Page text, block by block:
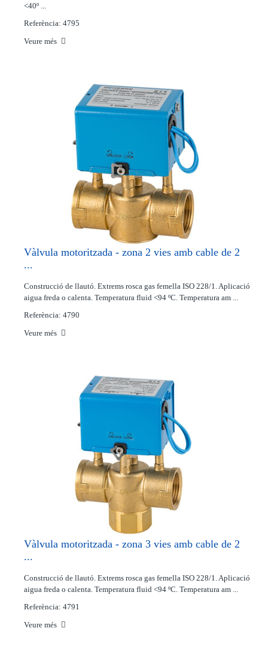
<40º ...
Referència: 4795
Veure més
Vàlvula motoritzada - zona 2 vies amb cable de 2
...
Construcció de llautó. Extrems rosca gas femella ISO 228/1. Aplicació
aigua freda o calenta. Temperatura fluid <94 ºC. Temperatura am ...
Referència: 4790
Veure més
Vàlvula motoritzada - zona 3 vies amb cable de 2
...
Construcció de llautó. Extrems rosca gas femella ISO 228/1. Aplicació
aigua freda o calenta. Temperatura fluid <94 ºC. Temperatura am ...
Referència: 4791
Veure més